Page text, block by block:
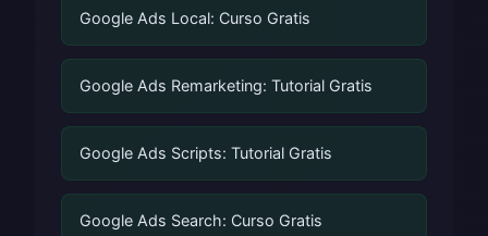
Google Ads Local: Curso Gratis
Google Ads Remarketing: Tutorial Gratis
Google Ads Scripts: Tutorial Gratis
Google Ads Search: Curso Gratis